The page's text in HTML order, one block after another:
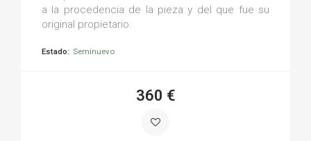
a la procedencia de la pieza y del que fue su
original propietario.
Estado: Seminuevo
360 €